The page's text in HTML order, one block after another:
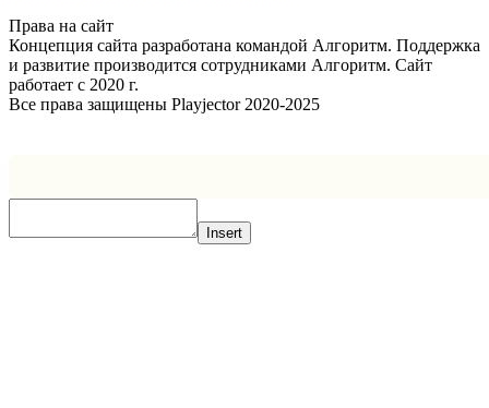
Права на сайт
Концепция сайта разработана командой Алгоритм. Поддержка
и развитие производится сотрудниками Алгоритм. Сайт
работает с 2020 г.
Все права защищены Playjector 2020-2025
Insert